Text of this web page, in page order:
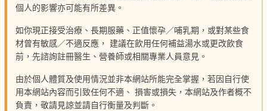
個人的影響亦可能有所差異。
如你現正接受治療、長期服藥、正值懷孕／哺乳期，或對某些食
材曾有敏感／不適反應， 建議在飲用任何補益湯水或更改飲食
前，先諮詢註冊醫生、營養師或相關專業人員意見。
由於個人體質及使用情況並非本網站所能完全掌握，若因自行使
用本網站內容而引致任何不適、 損害或損失，本網站及作者概不
負責，敬請見諒並請自行衡量及判斷。